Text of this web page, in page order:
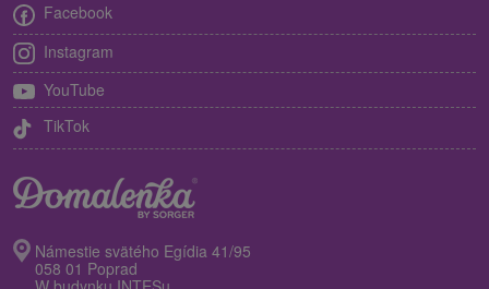
Facebook
Instagram
YouTube
TikTok
Námestie svätého Egídia 41/95
058 01 Poprad